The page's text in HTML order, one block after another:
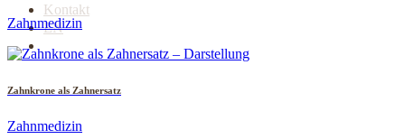
Kontakt
EN
Jetzt online Termin buchen
Zahnmedizin
Zahnkrone als Zahnersatz
Zahnmedizin